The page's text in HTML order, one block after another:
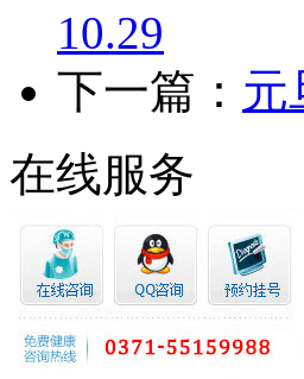
10.29
下一篇： 元
在线服务